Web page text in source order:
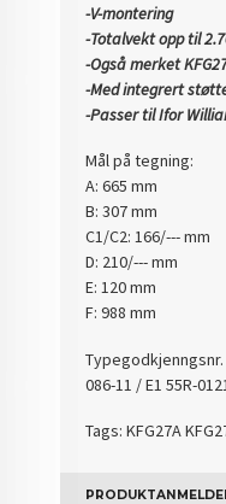
-V-montering
-Totalvekt opp til
-Også merket
-Med integrert
-Passer til Ifor
Mål på tegning:
A: 665 mm
B: 307 mm
C1/C2: 166/--- mm
D: 210/--- mm
E: 120 mm
​F: 988 mm
086-11 / E1 55R-
Tags: KFG27A